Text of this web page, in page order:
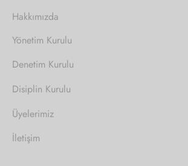
Hakkımızda
Yönetim Kurulu
Denetim Kurulu
Disiplin Kurulu
Üyelerimiz
İletişim